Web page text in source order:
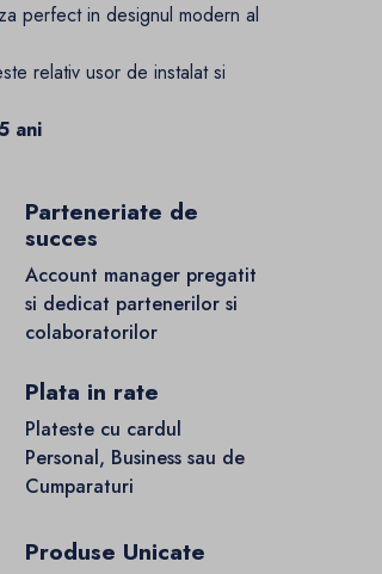
perfect in designul modern al
relativ usor de instalat si
ani
Parteneriate de
succes
Account manager pregatit
si dedicat partenerilor si
colaboratorilor
Plata in rate
Plateste cu cardul
Personal, Business sau de
Cumparaturi
Produse Unicate